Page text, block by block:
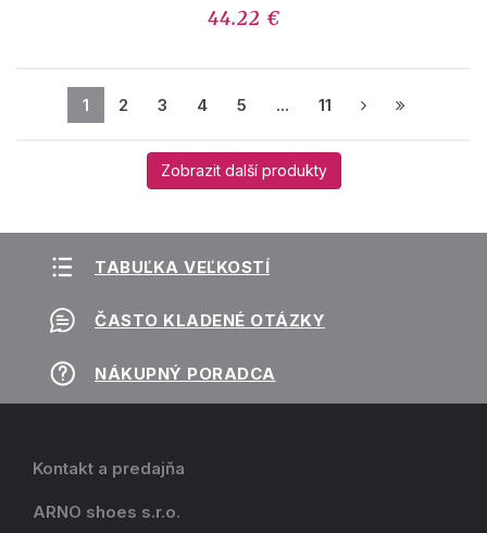
44.22 €
1 2 3 4 5 ... 11
Zobrazit další produkty
TABUĽKA VEĽKOSTÍ
ČASTO KLADENÉ OTÁZKY
NÁKUPNÝ PORADCA
Kontakt a predajňa
ARNO shoes s.r.o.